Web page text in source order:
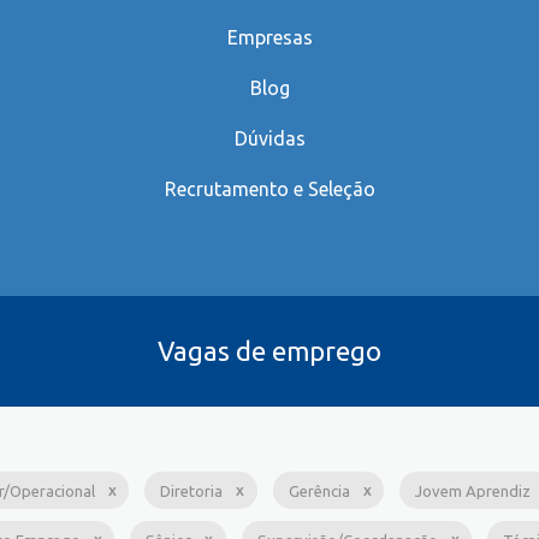
Empresas
Blog
Dúvidas
Recrutamento e Seleção
Vagas de emprego
Operacional Diretoria Gerência Jovem Aprendiz